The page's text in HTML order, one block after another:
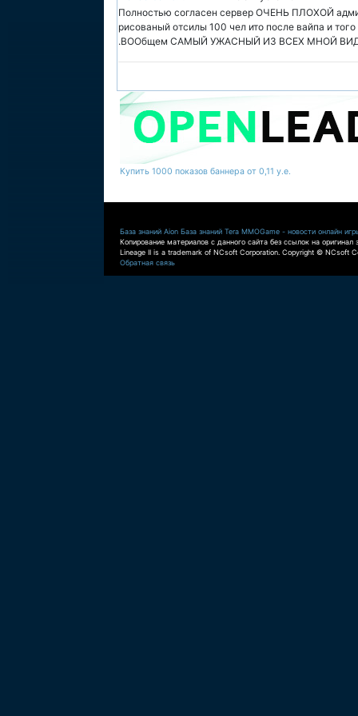
Полностью согласен сервер ОЧЕНЬ ПЛОХОЙ
рисованый отсилы 100 чел ито после вайпа и
.ВООбщем САМЫЙ УЖАСНЫЙ ИЗ ВСЕХ МНОЙ
Купить 1000 показов баннера от 0,11 у.е.
База знаний Aion База знаний Tera MMOGame - новости онлайн
Копирование материалов с данного сайта без ссылок на оригинал
Lineage II is a trademark of NCsoft Corporation. Copyright © NCsoft
Обратная связь